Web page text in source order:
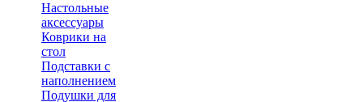
Настольные
аксессуары
Коврики на
стол
Подставки с
наполнением
Подушки для